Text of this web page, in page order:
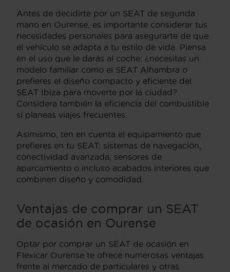
Antes de decidirte por un SEAT de segunda
mano en Ourense, es importante considerar tus
necesidades personales para asegurarte de que
el vehículo se adapta a tu estilo de vida. Piensa
en el uso que le darás al coche: ¿necesitas un
modelo familiar como el SEAT Alhambra o
prefieres el diseño compacto y eficiente del
SEAT Ibiza para moverte por la ciudad?
Considera también la eficiencia del combustible
si planeas viajes frecuentes.
Asimismo, ten en cuenta el equipamiento que
prefieres en tu SEAT: sistemas de navegación,
conectividad avanzada, sensores de
aparcamiento o incluso acabados interiores que
combinen diseño y comodidad.
Ventajas de comprar un SEAT
de ocasión en Ourense
Optar por comprar un SEAT de ocasión en
Flexicar Ourense te ofrece numerosas ventajas
frente al mercado de particulares y otras